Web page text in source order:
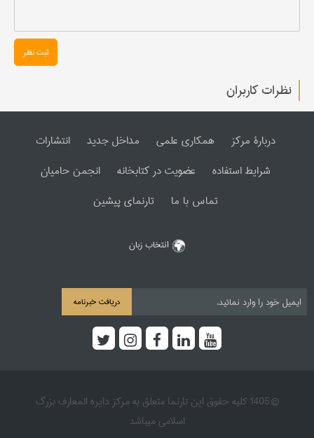
ثبت نظر
نظرات کاربران
دربارۀ مرکز همکاری علمی مداخل جدید
انتشارات
شرایط استفاده
عضویت در کتابخانه
انجمن حامیان
تماس با ما
تارنمای پیشین
انتخاب زبان
دریافت خبرنامه
© 1405 کلیه حقوق این تارنما متعلق به مرکز دایره المعارف بزرگ
اسلامی میباشد